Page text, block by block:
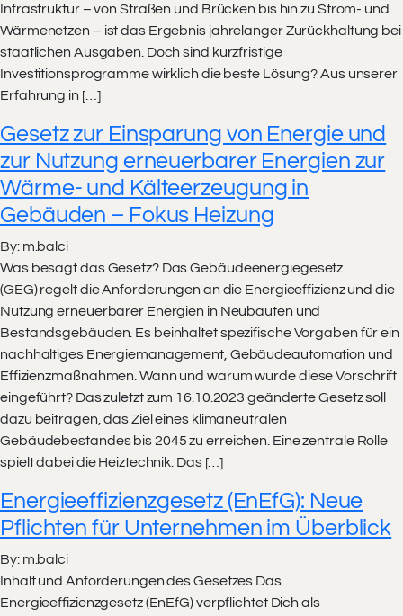
Infrastruktur – von Straßen und Brücken bis hin zu Strom- und
Wärmenetzen – ist das Ergebnis jahrelanger Zurückhaltung bei
staatlichen Ausgaben. Doch sind kurzfristige
Investitionsprogramme wirklich die beste Lösung? Aus unserer
Erfahrung in […]
Gesetz zur Einsparung von Energie und
zur Nutzung erneuerbarer Energien zur
Wärme- und Kälteerzeugung in
Gebäuden – Fokus Heizung
By: m.balci
Was besagt das Gesetz? Das Gebäudeenergiegesetz
(GEG) regelt die Anforderungen an die Energieeffizienz und die
Nutzung erneuerbarer Energien in Neubauten und
Bestandsgebäuden. Es beinhaltet spezifische Vorgaben für ein
nachhaltiges Energiemanagement, Gebäudeautomation und
Effizienzmaßnahmen. Wann und warum wurde diese Vorschrift
eingeführt? Das zuletzt zum 16.10.2023 geänderte Gesetz soll
dazu beitragen, das Ziel eines klimaneutralen
Gebäudebestandes bis 2045 zu erreichen. Eine zentrale Rolle
spielt dabei die Heiztechnik: Das […]
Energieeffizienzgesetz (EnEfG): Neue
Pflichten für Unternehmen im Überblick
By: m.balci
Inhalt und Anforderungen des Gesetzes Das
Energieeffizienzgesetz (EnEfG) verpflichtet Dich als